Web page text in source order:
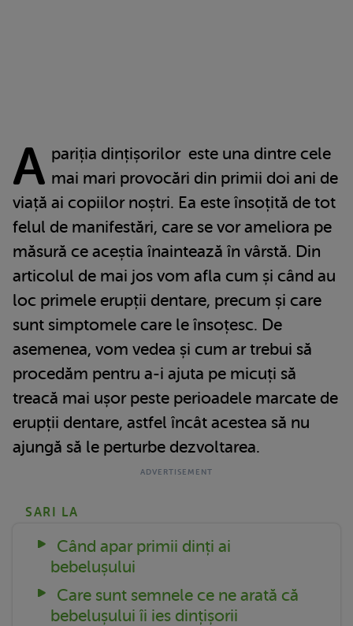
A pariția dințișorilor este una dintre cele
mai mari provocări din primii doi ani de
viață ai copiilor noștri. Ea este însoțită de tot
felul de manifestări, care se vor ameliora pe
măsură ce aceștia înaintează în vârstă. Din
articolul de mai jos vom afla cum și când au
loc primele erupții dentare, precum și care
sunt simptomele care le însoțesc. De
asemenea, vom vedea și cum ar trebui să
procedăm pentru a-i ajuta pe micuți să
treacă mai ușor peste perioadele marcate de
erupții dentare, astfel încât acestea să nu
ajungă să le perturbe dezvoltarea.
SARI LA
Când apar primii dinți ai
bebelușului
Care sunt semnele ce ne arată că
bebelușului îi ies dințișorii